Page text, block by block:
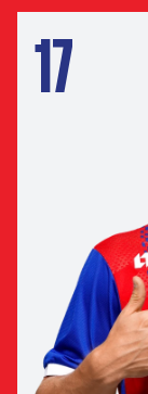
17